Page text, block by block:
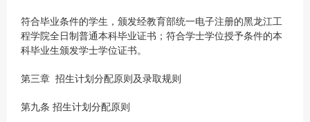
符合毕业条件的学生，颁发经教育部统一电子注册的黑龙江工
程学院全日制普通本科毕业证书；符合学士学位授予条件的本
科毕业生颁发学士学位证书。
第三章 招生计划分配原则及录取规则
第九条 招生计划分配原则